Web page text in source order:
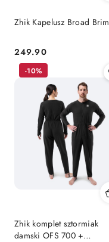
Zhik Kapelusz Broad Brim
Cena:
249.90
Zhik komplet sztormiak
damski OFS 700 +
-10%